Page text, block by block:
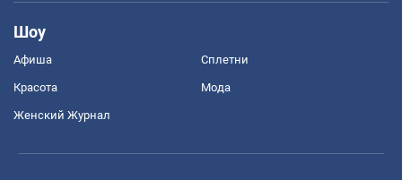
Шоу
Афиша Сплетни
Красота Мода
Женский Журнал